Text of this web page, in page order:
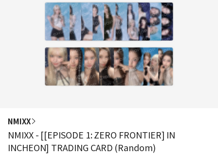
NMIXX
NMIXX - [[EPISODE 1: ZERO FRONTIER] IN
INCHEON] TRADING CARD (Random)